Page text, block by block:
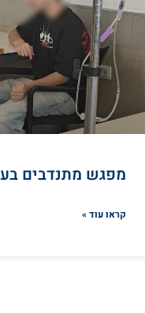
מפגש מתנדבים
קראו עוד »